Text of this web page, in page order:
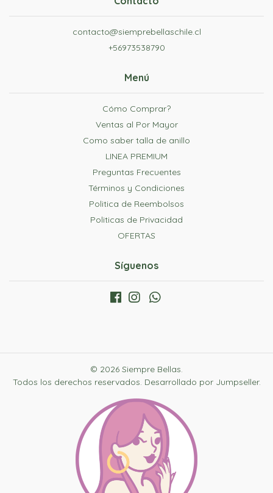
contacto@siemprebellaschile.cl
+56973538790
Menú
Cómo Comprar?
Ventas al Por Mayor
Como saber talla de anillo
LINEA PREMIUM
Preguntas Frecuentes
Términos y Condiciones
Politica de Reembolsos
Politicas de Privacidad
OFERTAS
Síguenos
© 2026 Siempre Bellas.
Todos los derechos reservados. Desarrollado por Jumpseller.